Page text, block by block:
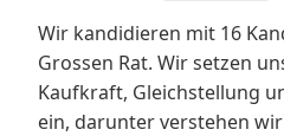
Wir kandidieren mit 16
Grossen Rat. Wir setzen
Kaufkraft, Gleichstellung
ein, darunter verstehen